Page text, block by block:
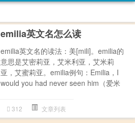
emilia英文名怎么读
emilia英文名的读法：美[mili]。emilia的
意思是艾密莉亚，艾米利亚，艾米莉
亚，艾蜜莉亚。emilia例句：Emilia，I
would you had never seen him（爱米
312 文章列表